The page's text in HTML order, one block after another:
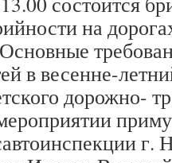
на
в весенне-
дорожно-
г.